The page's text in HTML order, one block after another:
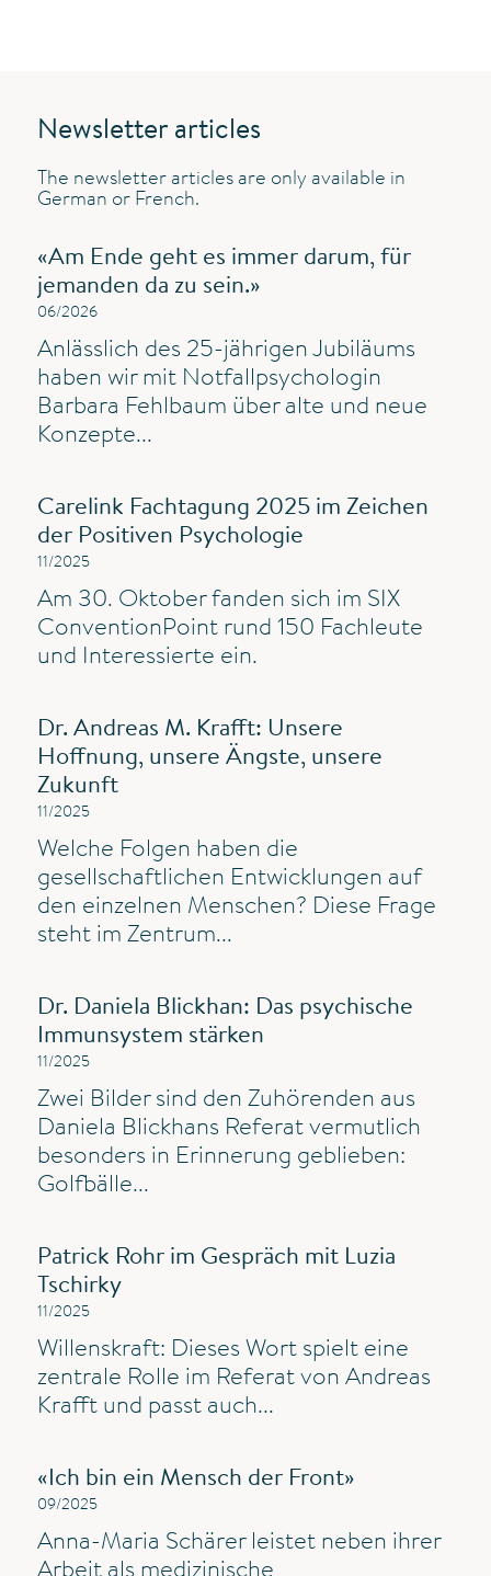
Newsletter articles
The newsletter articles are only available in
German or French.
«Am Ende geht es immer darum, für
jemanden da zu sein.»
06/2026
Anlässlich des 25-jährigen Jubiläums
haben wir mit Notfallpsychologin
Barbara Fehlbaum über alte und neue
Konzepte...
Carelink Fachtagung 2025 im Zeichen
der Positiven Psychologie
11/2025
Am 30. Oktober fanden sich im SIX
ConventionPoint rund 150 Fachleute
und Interessierte ein.
Dr. Andreas M. Krafft: Unsere
Hoffnung, unsere Ängste, unsere
Zukunft
11/2025
Welche Folgen haben die
gesellschaftlichen Entwicklungen auf
den einzelnen Menschen? Diese Frage
steht im Zentrum...
Dr. Daniela Blickhan: Das psychische
Immunsystem stärken
11/2025
Zwei Bilder sind den Zuhörenden aus
Daniela Blickhans Referat vermutlich
besonders in Erinnerung geblieben:
Golfbälle...
Patrick Rohr im Gespräch mit Luzia
Tschirky
11/2025
Willenskraft: Dieses Wort spielt eine
zentrale Rolle im Referat von Andreas
Krafft und passt auch...
«Ich bin ein Mensch der Front»
09/2025
Anna-Maria Schärer leistet neben ihrer